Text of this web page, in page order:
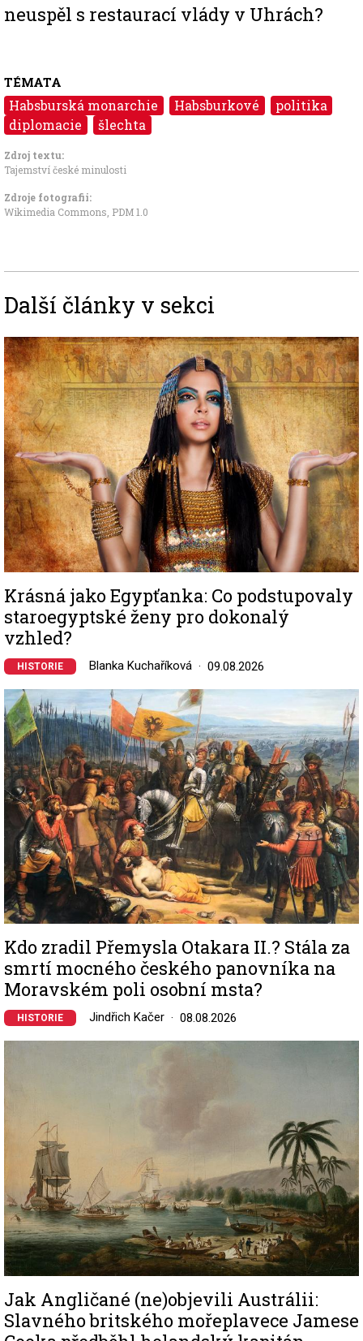
neuspěl s restaurací vlády v Uhrách?
TÉMATA
Habsburská monarchie Habsburkové
politika
diplomacie
šlechta
Zdroj textu:
Tajemství české minulosti
Zdroje fotografii:
Wikimedia Commons, PDM 1.0
Další články v sekci
Image
Krásná jako Egypťanka: Co podstupovaly
staroegyptské ženy pro dokonalý
vzhled?
HISTORIE Blanka Kuchaříková 09.08.2026
Image
Kdo zradil Přemysla Otakara II.? Stála za
smrtí mocného českého panovníka na
Moravském poli osobní msta?
HISTORIE Jindřich Kačer 08.08.2026
Jak Angličané (ne)objevili Austrálii:
Slavného britského mořeplavece Jamese